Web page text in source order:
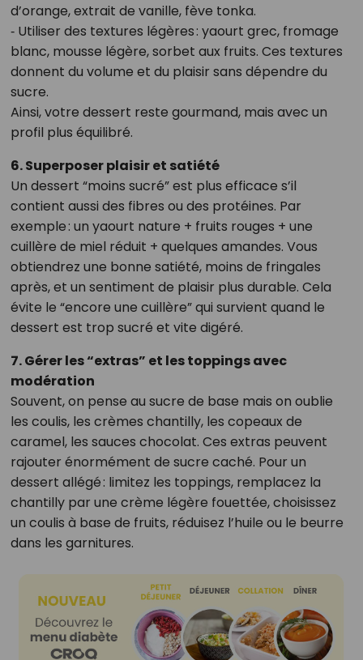
d’orange, extrait de vanille, fève tonka.
‑ Utiliser des textures légères : yaourt grec, fromage
blanc, mousse légère, sorbet aux fruits. Ces textures
donnent du volume et du plaisir sans dépendre du
sucre.
Ainsi, votre dessert reste gourmand, mais avec un
profil plus équilibré.
6. Superposer plaisir et satiété
Un dessert “moins sucré” est plus efficace s’il
contient aussi des fibres ou des protéines. Par
exemple : un yaourt nature + fruits rouges + une
cuillère de miel réduit + quelques amandes. Vous
obtiendrez une bonne satiété, moins de fringales
après, et un sentiment de plaisir plus durable. Cela
évite le “encore une cuillère” qui survient quand le
dessert est trop sucré et vite digéré.
7. Gérer les “extras” et les toppings avec
modération
Souvent, on pense au sucre de base mais on oublie
les coulis, les crèmes chantilly, les copeaux de
caramel, les sauces chocolat. Ces extras peuvent
rajouter énormément de sucre caché. Pour un
dessert allégé : limitez les toppings, remplacez la
chantilly par une crème légère fouettée, choisissez
un coulis à base de fruits, réduisez l’huile ou le beurre
dans les garnitures.